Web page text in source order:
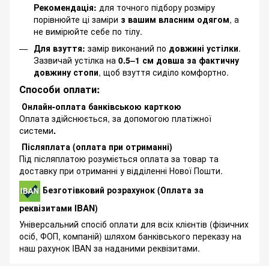
Рекомендація: для точного підбору розміру
порівнюйте ці заміри з вашим власним одягом, а
не вимірюйте себе по тілу.
Для взуття: замір виконаний по довжині устілки.
Зазвичай устілка на 0.5–1 см довша за фактичну
довжину стопи, щоб взуття сиділо комфортно.
Способи оплати:
Онлайн-оплата банківською карткою
Оплата здійснюється, за допомогою платіжної
системи.
Післяплата (оплата при отриманні)
Під післяплатою розуміється оплата за товар та
доставку при отриманні у відділенні Нової Пошти.
Безготівковий розрахунок (Оплата за
реквізитами IBAN)
Універсальний спосіб оплати для всіх клієнтів (фізичних
осіб, ФОП, компаній) шляхом банківського переказу на
наш рахунок IBAN за наданими реквізитами.